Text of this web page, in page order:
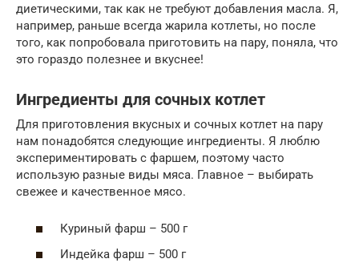
диетическими, так как не требуют добавления масла. Я,
например, раньше всегда жарила котлеты, но после
того, как попробовала приготовить на пару, поняла, что
это гораздо полезнее и вкуснее!
Ингредиенты для сочных котлет
Для приготовления вкусных и сочных котлет на пару
нам понадобятся следующие ингредиенты. Я люблю
экспериментировать с фаршем, поэтому часто
использую разные виды мяса. Главное – выбирать
свежее и качественное мясо.
Куриный фарш – 500 г
Индейка фарш – 500 г